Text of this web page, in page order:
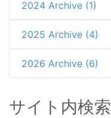
2024 Archive (1)
2025 Archive (4)
2026 Archive (6)
サイト内検索